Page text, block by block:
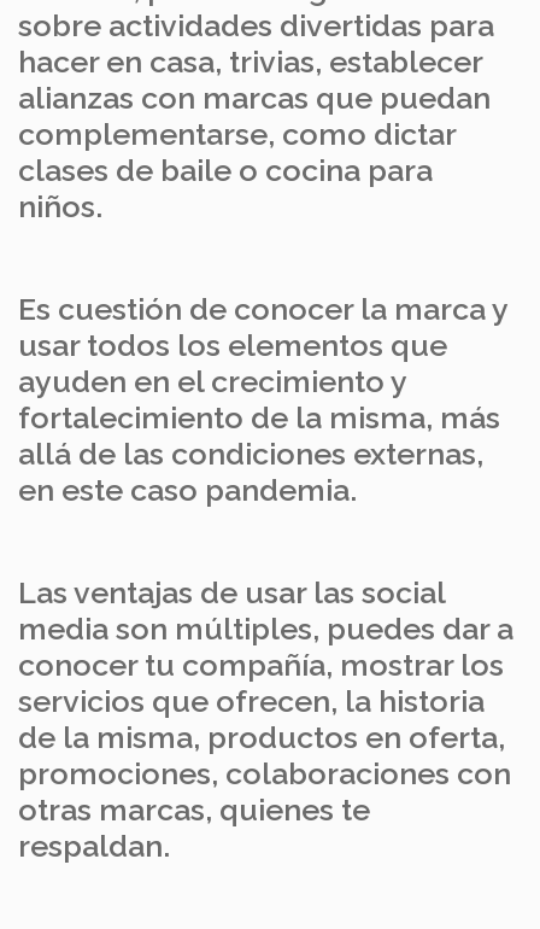
sobre actividades divertidas para
hacer en casa, trivias, establecer
alianzas con marcas que puedan
complementarse, como dictar
clases de baile o cocina para
niños.
Es cuestión de conocer la marca y
usar todos los elementos que
ayuden en el crecimiento y
fortalecimiento de la misma, más
allá de las condiciones externas,
en este caso pandemia.
Las ventajas de usar las social
media son múltiples, puedes dar a
conocer tu compañía, mostrar los
servicios que ofrecen, la historia
de la misma, productos en oferta,
promociones, colaboraciones con
otras marcas, quienes te
respaldan.